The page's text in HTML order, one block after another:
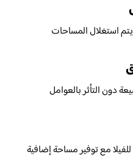
استغلال المساحات
دون التأثر بالعوامل
مع توفير مساحة إضافية